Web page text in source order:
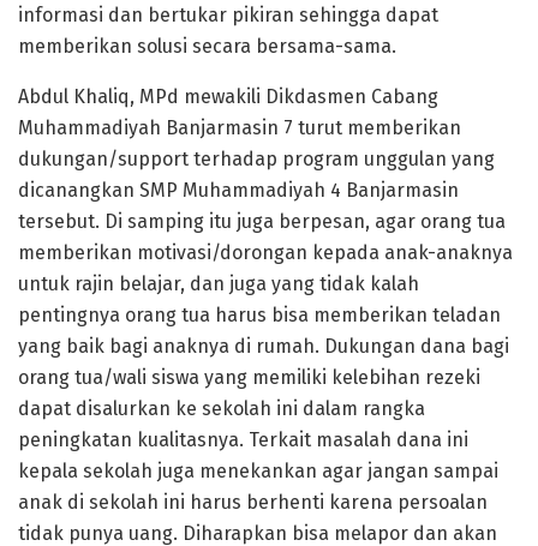
informasi dan bertukar pikiran sehingga dapat
memberikan solusi secara bersama-sama.
Abdul Khaliq, MPd mewakili Dikdasmen Cabang
Muhammadiyah Banjarmasin 7 turut memberikan
dukungan/support terhadap program unggulan yang
dicanangkan SMP Muhammadiyah 4 Banjarmasin
tersebut. Di samping itu juga berpesan, agar orang tua
memberikan motivasi/dorongan kepada anak-anaknya
untuk rajin belajar, dan juga yang tidak kalah
pentingnya orang tua harus bisa memberikan teladan
yang baik bagi anaknya di rumah. Dukungan dana bagi
orang tua/wali siswa yang memiliki kelebihan rezeki
dapat disalurkan ke sekolah ini dalam rangka
peningkatan kualitasnya. Terkait masalah dana ini
kepala sekolah juga menekankan agar jangan sampai
anak di sekolah ini harus berhenti karena persoalan
tidak punya uang. Diharapkan bisa melapor dan akan